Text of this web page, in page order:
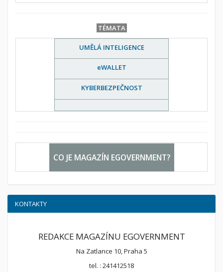
TÉMATA
UMĚLÁ INTELIGENCE
eWALLET
KYBERBEZPEČNOST
CO JE MAGAZÍN EGOVERNMENT?
KONTAKTY
REDAKCE MAGAZÍNU EGOVERNMENT
Na Zatlance 10, Praha 5
tel. : 241412518